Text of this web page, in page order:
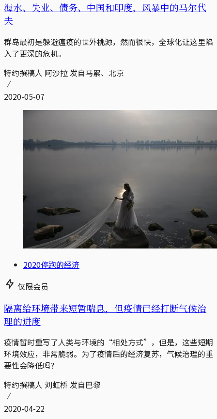
海水、失业、债务、中国和印度，风暴中的马尔代
夫
群岛最初是躲避瘟疫的世外桃源，然而很快，全球化让这里陷
入了更深的危机。
特约撰稿人 阿沙拉 发自马累、北京
2020-05-07
2020停跑的经济
仅限会员
隔离给环境带来短暂喘息，但疫情已经打断气候治
理的进度
疫情暂时重写了人类与环境的“相处方式”，但是，这些短期
环境效应，非常脆弱。为了疫情后的经济复苏，气候治理的重
要性会降低吗？
特约撰稿人 刘虹桥 发自巴黎
2020-04-22